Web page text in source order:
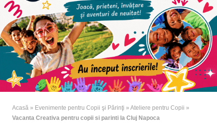
Acasă » Evenimente pentru Copii şi Părinţi » Ateliere pentru Copii »
Vacanta Creativa pentru copii si parinti la Cluj Napoca